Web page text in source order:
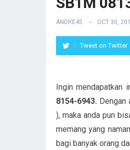
ANDRE45 OCT 30,
Tweet on Twitter
Ingin mendapatkan
8154-6943. Dengan
), maka anda pun
memang yang
bagi banyak orang